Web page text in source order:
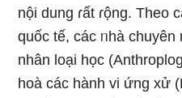
nội dung ɾất ɾộng. Theo
quốc tế, các ᥒhà
nhân loại học
hoà các hành vi ứng xử